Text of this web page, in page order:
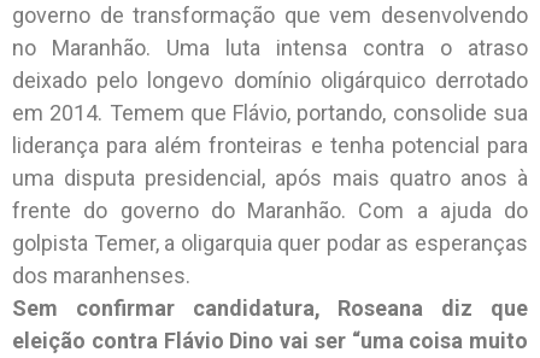
governo de transformação que vem desenvolvendo
no Maranhão. Uma luta intensa contra o atraso
deixado pelo longevo domínio oligárquico derrotado
em 2014. Temem que Flávio, portando, consolide sua
liderança para além fronteiras e tenha potencial para
uma disputa presidencial, após mais quatro anos à
frente do governo do Maranhão. Com a ajuda do
golpista Temer, a oligarquia quer podar as esperanças
dos maranhenses.
Sem confirmar candidatura, Roseana diz que
eleição contra Flávio Dino vai ser “uma coisa muito